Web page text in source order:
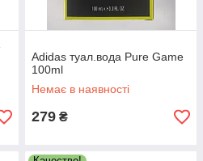
Adidas туал.вода Pure Game
100ml
Немає в наявності
279 ₴